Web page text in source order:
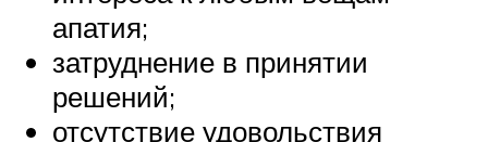
апатия;
затруднение в принятии
решений;
отсутствие удовольствия